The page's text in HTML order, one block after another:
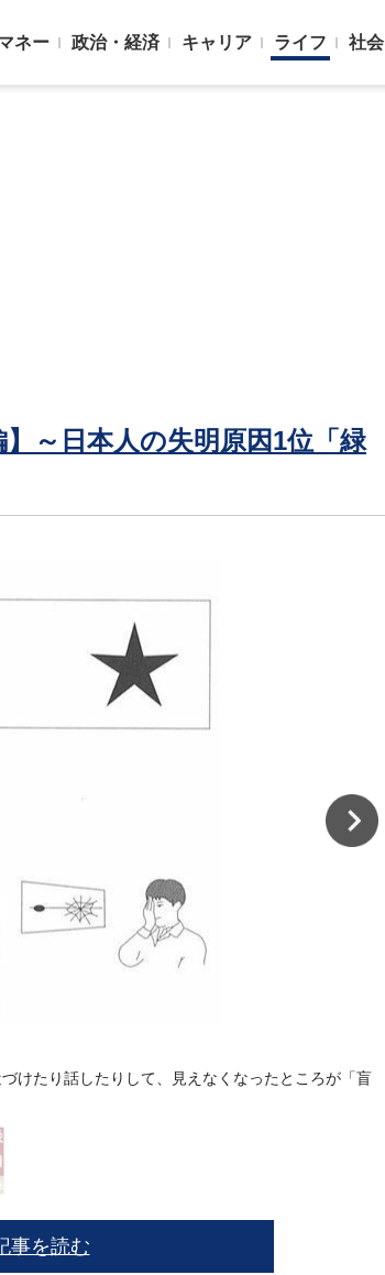
ネー 政治・経済 キャリア ライフ 社会
～日本人の失明原因1位「緑
けたり話したりして、見えなくなったところが「盲
事を読む